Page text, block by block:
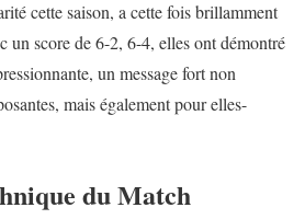
cette saison, a cette fois brillamment
un score de 6-2, 6-4, elles ont démontré
un message fort non
mais également pour elles-
du Match